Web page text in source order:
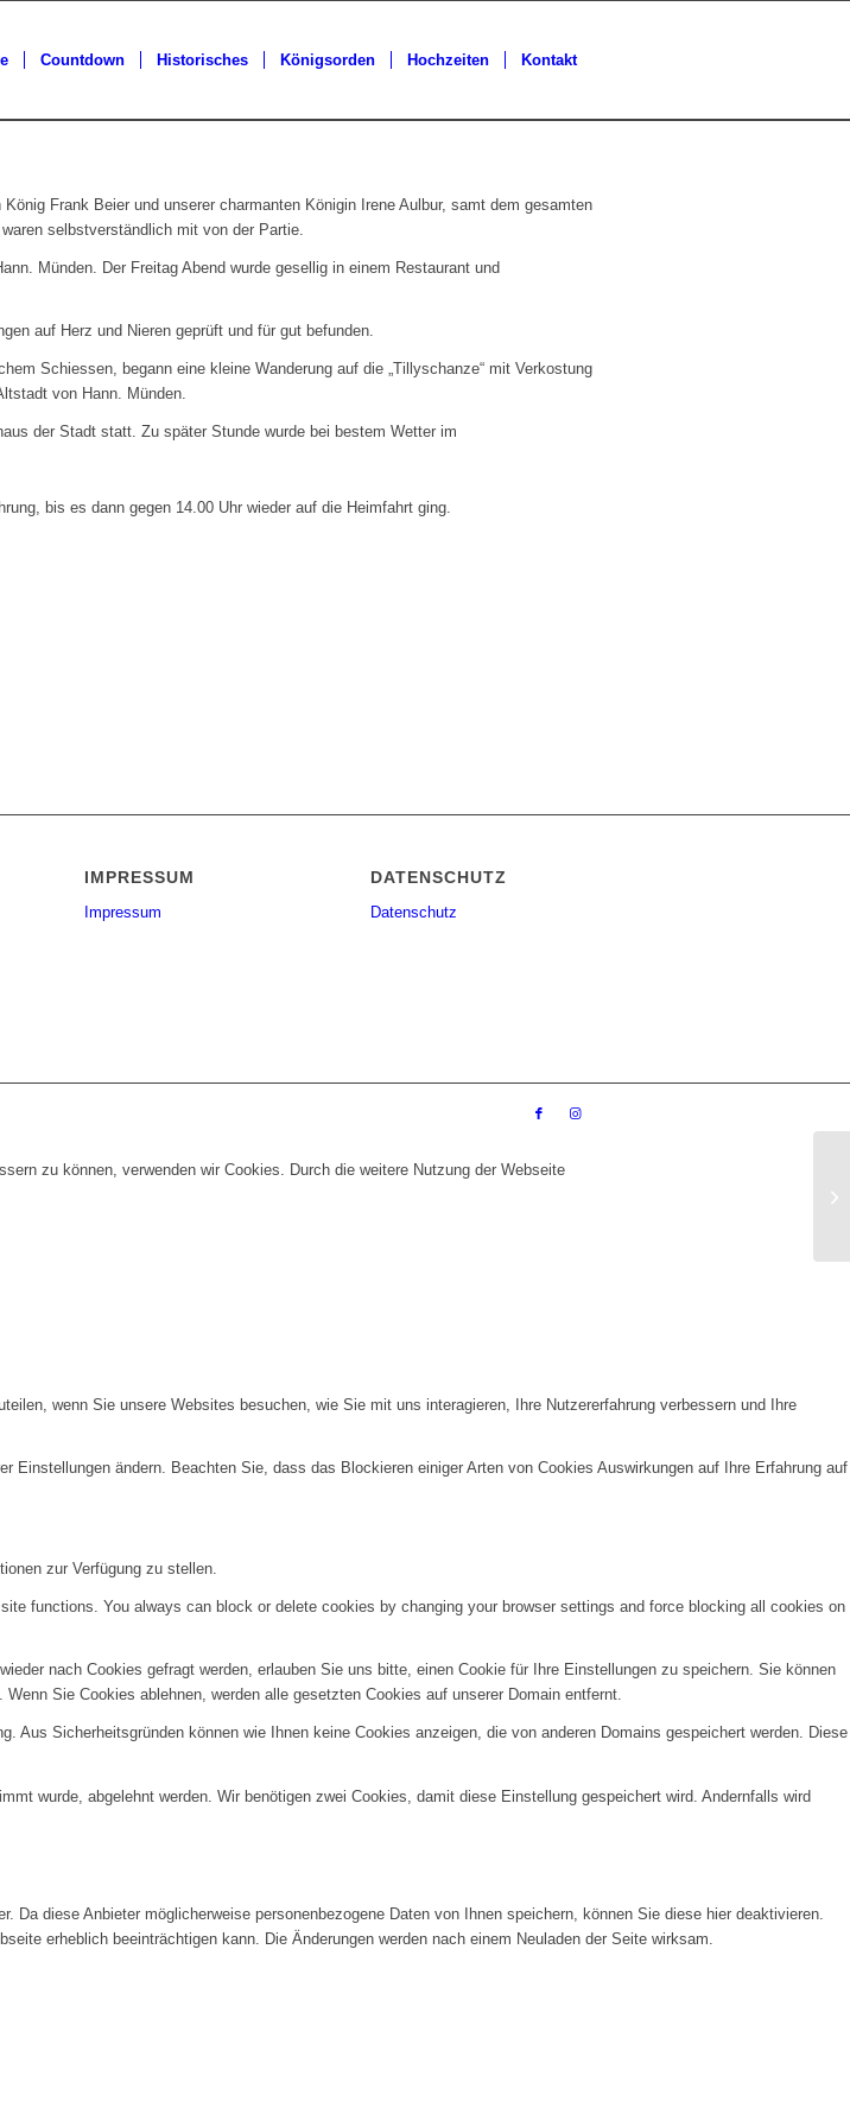
Countdown Historisches Königsorden Hochzeiten Kontakt
Frank Beier und unserer charmanten Königin Irene Aulbur, samt dem gesamten
selbstverständlich mit von der Partie.
Münden. Der Freitag Abend wurde gesellig in einem Restaurant und
auf Herz und Nieren geprüft und für gut befunden.
Schiessen, begann eine kleine Wanderung auf die „Tillyschanze“ mit Verkostung
von Hann. Münden.
der Stadt statt. Zu später Stunde wurde bei bestem Wetter im
bis es dann gegen 14.00 Uhr wieder auf die Heimfahrt ging.
IMPRESSUM
Impressum
DATENSCHUTZ
Datenschutz
zu können, verwenden wir Cookies. Durch die weitere Nutzung der Webseite
wenn Sie unsere Websites besuchen, wie Sie mit uns interagieren, Ihre Nutzererfahrung verbessern und Ihre
ändern. Beachten Sie, dass das Blockieren einiger Arten von Cookies Auswirkungen auf Ihre Erfahrung auf
zur Verfügung zu stellen.
functions. You always can block or delete cookies by changing your browser settings and force blocking all cookies on
nach Cookies gefragt werden, erlauben Sie uns bitte, einen Cookie für Ihre Einstellungen zu speichern. Sie können
Sie Cookies ablehnen, werden alle gesetzten Cookies auf unserer Domain entfernt.
Sicherheitsgründen können wie Ihnen keine Cookies anzeigen, die von anderen Domains gespeichert werden. Diese
wurde, abgelehnt werden. Wir benötigen zwei Cookies, damit diese Einstellung gespeichert wird. Andernfalls wird
diese Anbieter möglicherweise personenbezogene Daten von Ihnen speichern, können Sie diese hier deaktivieren.
erheblich beeinträchtigen kann. Die Änderungen werden nach einem Neuladen der Seite wirksam.